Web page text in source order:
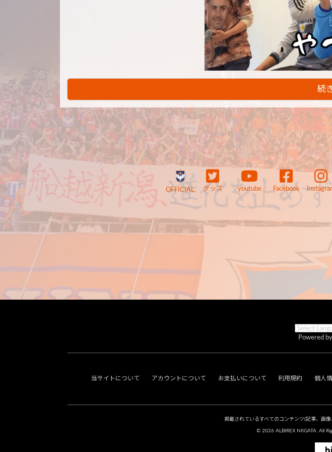
続
OFFICIAL グッズ youtube Facebook
Powered by
当サイトについて アカウントについて お支払いについて 利用規約 個人
掲載されているすべてのコンテンツ(記事、画像
© 2026 ALBIREX NIIGATA. All